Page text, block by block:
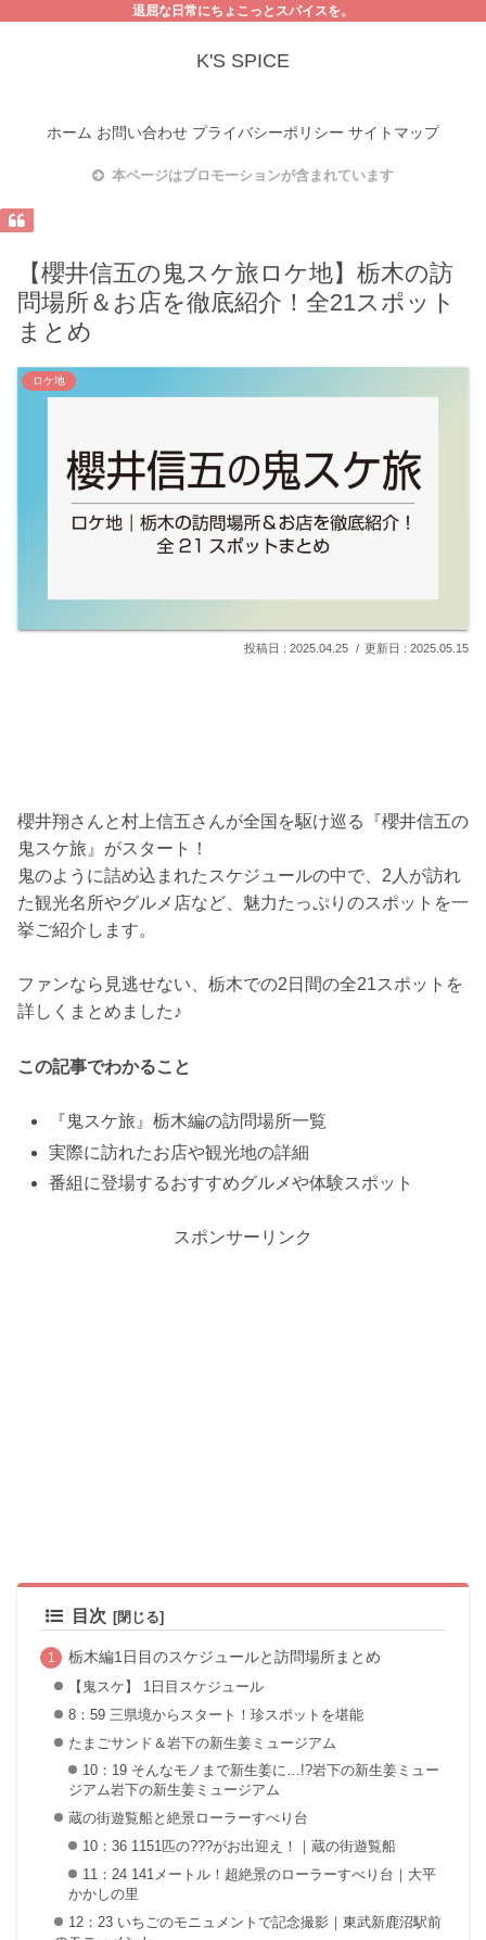
退屈な日常にちょこっとスパイスを。
K'S SPICE
ホーム お問い合わせ プライバシーポリシー サイトマップ
本ページはプロモーションが含まれています
【櫻井信五の鬼スケ旅ロケ地】栃木の訪
問場所＆お店を徹底紹介！全21スポット
まとめ
ロケ地
2025.04.25 2025.05.15
櫻井翔さんと村上信五さんが全国を駆け巡る『櫻井信五の
鬼スケ旅』がスタート！
鬼のように詰め込まれたスケジュールの中で、2人が訪れ
た観光名所やグルメ店など、魅力たっぷりのスポットを一
挙ご紹介します。
ファンなら見逃せない、栃木での2日間の全21スポットを
詳しくまとめました♪
この記事でわかること
『鬼スケ旅』栃木編の訪問場所一覧
実際に訪れたお店や観光地の詳細
番組に登場するおすすめグルメや体験スポット
スポンサーリンク
目次
栃木編1日目のスケジュールと訪問場所まとめ
【鬼スケ】 1日目スケジュール
8：59 三県境からスタート！珍スポットを堪能
たまごサンド＆岩下の新生姜ミュージアム
10：19 そんなモノまで新生姜に…!?岩下の新生姜ミュー
ジアム岩下の新生姜ミュージアム
蔵の街遊覧船と絶景ローラーすべり台
10：36 1151匹の???がお出迎え！｜蔵の街遊覧船
11：24 141メートル！超絶景のローラーすべり台｜大平
かかしの里
12：23 いちごのモニュメントで記念撮影｜東武新鹿沼駅前